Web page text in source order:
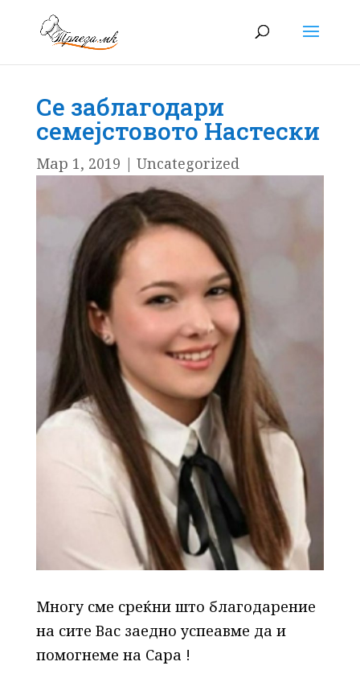
Се заблагодари
семејстовото Настески
Мар 1, 2019 | Uncategorized
Многу сме среќни што благодарение
на сите Вас заедно успеавме да и
помогнеме на Сара !